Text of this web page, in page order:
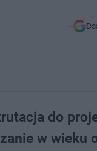
do
w wieku